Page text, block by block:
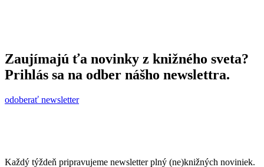
Zaujímajú ťa novinky z knižného sveta?
Prihlás sa na odber nášho newslettra.
odoberať newsletter
Každý týždeň pripravujeme newsletter plný (ne)knižných noviniek.